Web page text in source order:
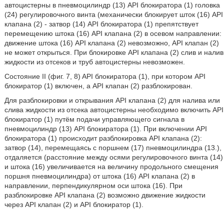
автоцистерны в пневмоцилиндр (13) API блокиратора (1) головка
(24) регулировочного винта (механически блокирует шток (16) API
клапана (2) - затвор (14) API блокиратора (1) препятствует
перемещению штока (16) API клапана (2) в осевом направлении:
движение штока (16) API клапана (2) невозможно, API клапан (2)
не может открыться. При блокировке API клапана (2) слив и налив
жидкости из отсеков и труб автоцистерны невозможен.
Состояние II (фиг. 7, 8) API блокиратора (1), при котором API
блокиратор (1) включен, а API клапан (2) разблокирован.
Для разблокировки и открывания API клапана (2) для налива или
слива жидкости из отсека автоцистерны необходимо включить API
блокиратор (1) путём подачи управляющего сигнала в
пневмоцилиндр (13) API блокиратора (1). При включении API
блокиратора (1) происходит разблокировка API клапана (2):
затвор (14), перемещаясь с поршнем (17) пневмоцилиндра (13.),
отдаляется (расстояние между осями регулировочного винта (14)
и штока (16) увеличивается на величину продольного смещения
поршня пневмоцилиндра) от штока (16) API клапана (2) в
направлении, перпендикулярном оси штока (16). При
разблокировке API клапана (2) возможно движение жидкости
через API клапан (2) и API блокиратор (1).